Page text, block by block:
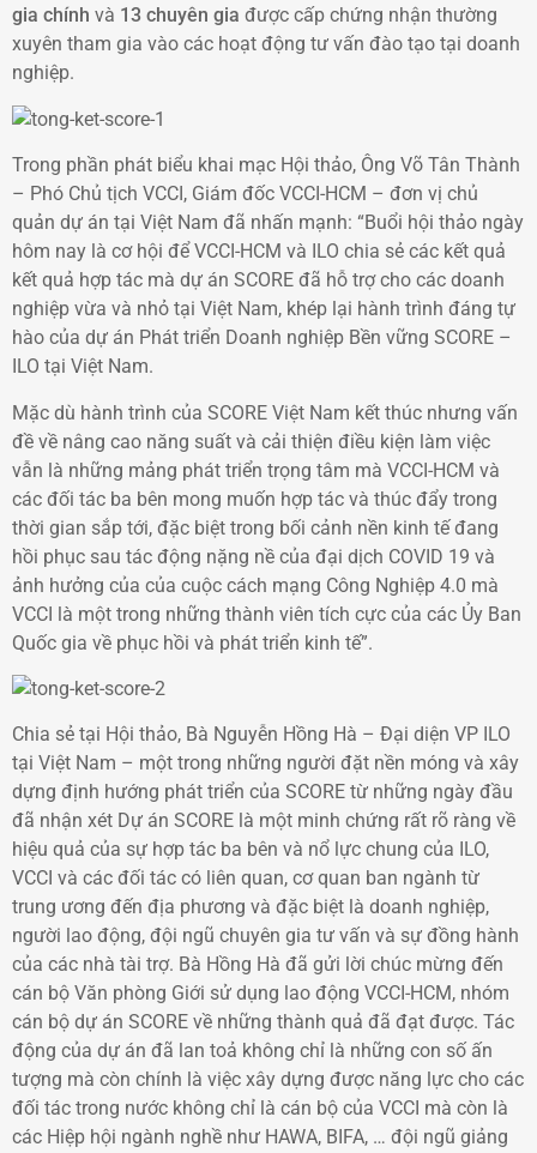
gia chính và 13 chuyên gia được cấp chứng nhận thường
xuyên tham gia vào các hoạt động tư vấn đào tạo tại doanh
nghiệp.
Trong phần phát biểu khai mạc Hội thảo, Ông Võ Tân Thành
– Phó Chủ tịch VCCI, Giám đốc VCCI-HCM – đơn vị chủ
quản dự án tại Việt Nam đã nhấn mạnh: “Buổi hội thảo ngày
hôm nay là cơ hội để VCCI-HCM và ILO chia sẻ các kết quả
kết quả hợp tác mà dự án SCORE đã hỗ trợ cho các doanh
nghiệp vừa và nhỏ tại Việt Nam, khép lại hành trình đáng tự
hào của dự án Phát triển Doanh nghiệp Bền vững SCORE –
ILO tại Việt Nam.
Mặc dù hành trình của SCORE Việt Nam kết thúc nhưng vấn
đề về nâng cao năng suất và cải thiện điều kiện làm việc
vẫn là những mảng phát triển trọng tâm mà VCCI-HCM và
các đối tác ba bên mong muốn hợp tác và thúc đẩy trong
thời gian sắp tới, đặc biệt trong bối cảnh nền kinh tế đang
hồi phục sau tác động nặng nề của đại dịch COVID 19 và
ảnh hưởng của của cuộc cách mạng Công Nghiệp 4.0 mà
VCCI là một trong những thành viên tích cực của các Ủy Ban
Quốc gia về phục hồi và phát triển kinh tế”.
Chia sẻ tại Hội thảo, Bà Nguyễn Hồng Hà – Đại diện VP ILO
tại Việt Nam – một trong những người đặt nền móng và xây
dựng định hướng phát triển của SCORE từ những ngày đầu
đã nhận xét Dự án SCORE là một minh chứng rất rõ ràng về
hiệu quả của sự hợp tác ba bên và nổ lực chung của ILO,
VCCI và các đối tác có liên quan, cơ quan ban ngành từ
trung ương đến địa phương và đặc biệt là doanh nghiệp,
người lao động, đội ngũ chuyên gia tư vấn và sự đồng hành
của các nhà tài trợ. Bà Hồng Hà đã gửi lời chúc mừng đến
cán bộ Văn phòng Giới sử dụng lao động VCCI-HCM, nhóm
cán bộ dự án SCORE về những thành quả đã đạt được. Tác
động của dự án đã lan toả không chỉ là những con số ấn
tượng mà còn chính là việc xây dựng được năng lực cho các
đối tác trong nước không chỉ là cán bộ của VCCI mà còn là
các Hiệp hội ngành nghề như HAWA, BIFA, … đội ngũ giảng